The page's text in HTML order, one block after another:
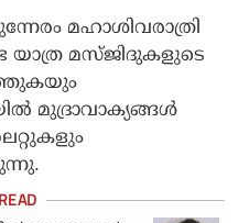
മഹാശിവരാത്രി
മസ്ജിദുകളുടെ
മുദ്രാവാക്യങ്ങൾ